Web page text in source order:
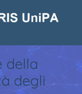
della
degli